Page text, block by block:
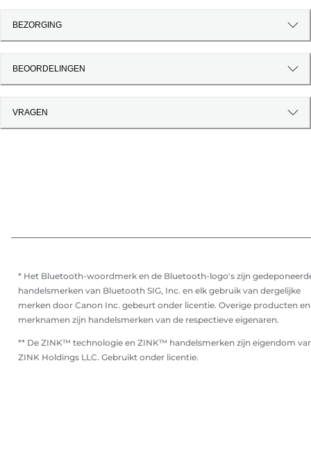
BEZORGING
BEOORDELINGEN
VRAGEN
* Het Bluetooth-woordmerk en de Bluetooth-logo's zijn
handelsmerken van Bluetooth SIG, Inc. en elk gebruik van dergelijke
merken door Canon Inc. gebeurt onder licentie. Overige producten en
merknamen zijn handelsmerken van de respectieve eigenaren.
** De ZINK™ technologie en ZINK™ handelsmerken zijn eigendom
ZINK Holdings LLC. Gebruikt onder licentie.